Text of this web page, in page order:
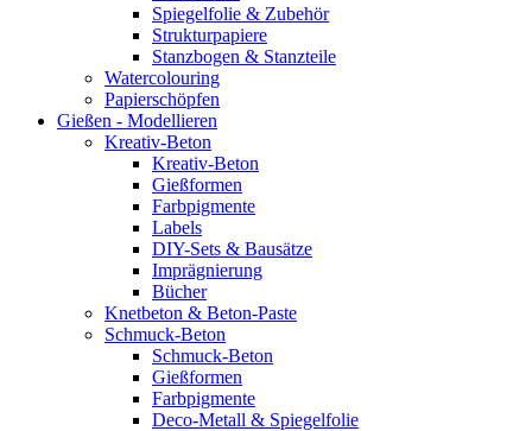
Spiegelfolie & Zubehör
Strukturpapiere
Stanzbogen & Stanzteile
Watercolouring
Papierschöpfen
Gießen - Modellieren
Kreativ-Beton
Kreativ-Beton
Gießformen
Farbpigmente
Labels
DIY-Sets & Bausätze
Imprägnierung
Bücher
Knetbeton & Beton-Paste
Schmuck-Beton
Schmuck-Beton
Gießformen
Farbpigmente
Deco-Metall & Spiegelfolie